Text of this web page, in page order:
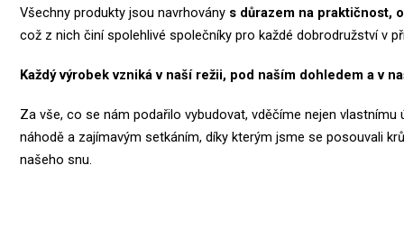
Všechny produkty jsou navrhovány s důrazem na praktičnost,
což z nich činí spolehlivé společníky pro každé dobrodružství v
Každý výrobek vzniká v naší režii, pod naším dohledem a v
Za vše, co se nám podařilo vybudovat, vděčíme nejen vlastnímu
náhodě a zajímavým setkáním, díky kterým jsme se posouvali
našeho snu.